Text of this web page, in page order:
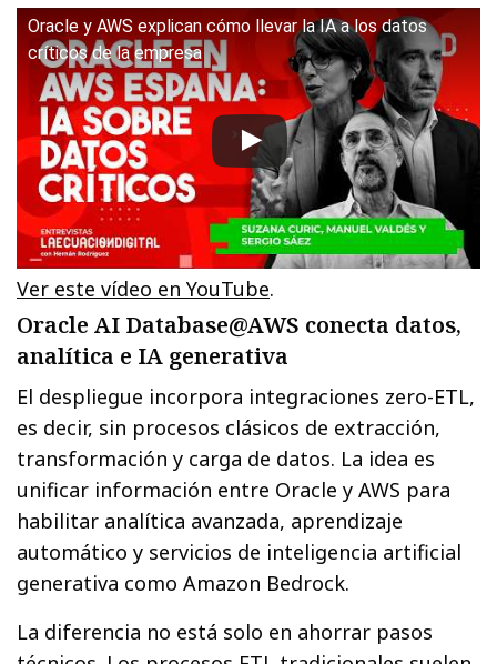
Oracle y AWS explican cómo llevar la IA a los datos
críticos de la empresa
Ver este vídeo en YouTube.
Oracle AI Database@AWS conecta datos,
analítica e IA generativa
El despliegue incorpora integraciones zero-ETL,
es decir, sin procesos clásicos de extracción,
transformación y carga de datos. La idea es
unificar información entre Oracle y AWS para
habilitar analítica avanzada, aprendizaje
automático y servicios de inteligencia artificial
generativa como Amazon Bedrock.
La diferencia no está solo en ahorrar pasos